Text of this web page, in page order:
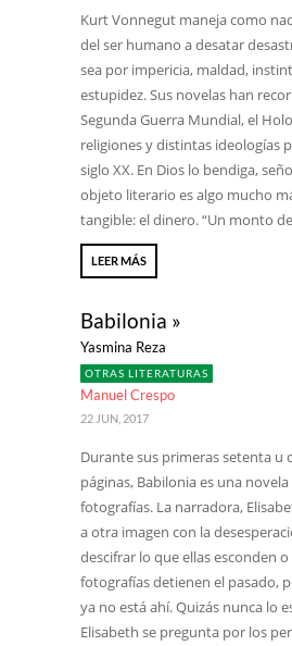
Kurt Vonnegut maneja como
del ser humano a desatar
sea por impericia, maldad,
estupidez. Sus novelas han
Segunda Guerra Mundial, el
religiones y distintas ideologías
siglo XX. En Dios lo bendiga,
objeto literario es algo mucho
tangible: el dinero. “Un monto
LEER MÁS
Babilonia »
Yasmina Reza
OTRAS LITERATURAS
Manuel Crespo
22 JUN, 2017
Durante sus primeras setenta u
páginas, Babilonia es una
fotografías. La narradora,
a otra imagen con la
descifrar lo que ellas esconden
fotografías detienen el pasado,
ya no está ahí. Quizás nunca lo
Elisabeth se pregunta por los